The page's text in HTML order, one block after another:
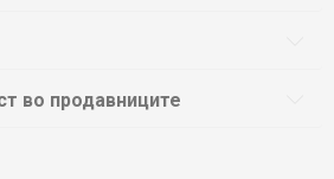
во продавниците